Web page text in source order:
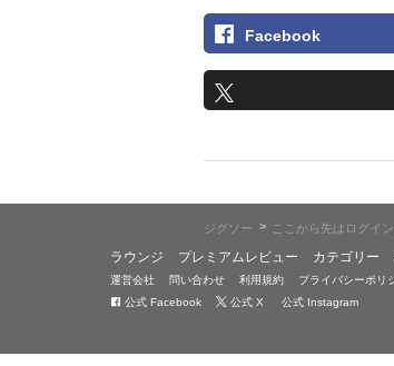
Facebook
ジグソー > ここから先はログイ
ラウンジ プレミアムレビュー カテゴリー
運営会社 問い合わせ 利用規約 プライバシーポリ
公式 Facebook
公式 X 公式 Instagram